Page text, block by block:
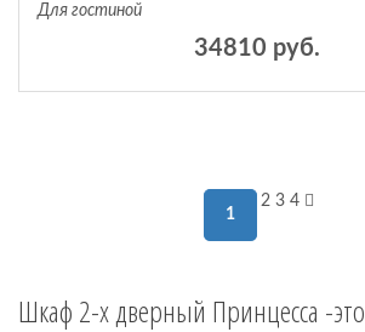
Для гостиной
34810 руб.
1
2 3 4
Шкаф 2-х дверный Принцесса -это